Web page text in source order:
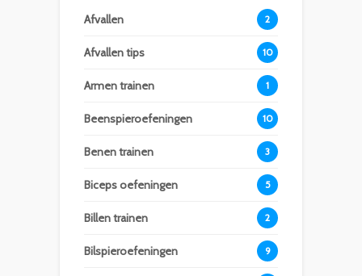
Afvallen 2
Afvallen tips 10
Armen trainen 1
Beenspieroefeningen 10
Benen trainen 3
Biceps oefeningen 5
Billen trainen 2
Bilspieroefeningen 9